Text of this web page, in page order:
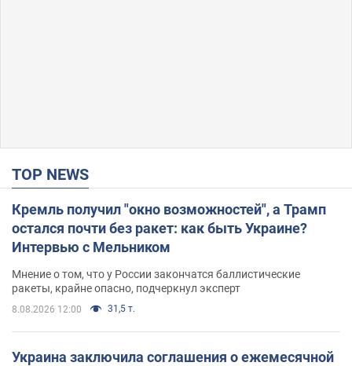
TOP NEWS
Кремль получил "окно возможностей", а Трамп
остался почти без ракет: как быть Украине?
Интервью с Мельником
Мнение о том, что у России закончатся баллистические
ракеты, крайне опасно, подчеркнул эксперт
8.08.2026 12:00 31,5 т.
Украина заключила соглашения о ежемесячной